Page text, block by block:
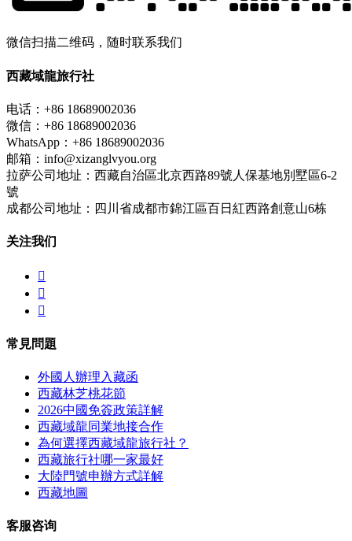
微信扫描二维码，随时联系我们
西藏域龍旅行社
电话：+86 18689002036
微信：+86 18689002036
WhatsApp：+86 18689002036
邮箱：info@xizanglvyou.org
拉萨公司地址：西藏自治區北京西路89號人保基地別墅區6-2
號
成都公司地址：四川省成都市錦江區百日紅西路創意山6栋
关注我们



常見問題
外國人辦理入藏函
西藏林芝桃花節
2026中國免簽政策詳解
西藏域龍同業地接合作
為何選擇西藏域龍旅行社？
西藏旅行社哪一家最好
大陸門號申辦方式詳解
西藏地圖
客服咨询